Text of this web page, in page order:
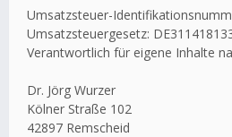
Umsatzsteuer-
Umsatzsteuergesetz:
Verantwortlich für eigene Inhalte
Dr. Jörg Wurzer
Kölner Straße 102
42897 Remscheid